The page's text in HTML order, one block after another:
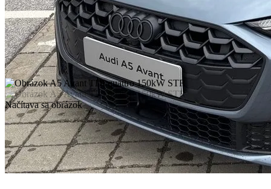
Načítava sa obrázok